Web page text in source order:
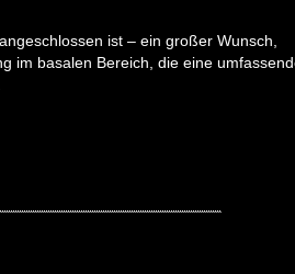
ist – ein großer Wunsch,
im basalen Bereich, die eine